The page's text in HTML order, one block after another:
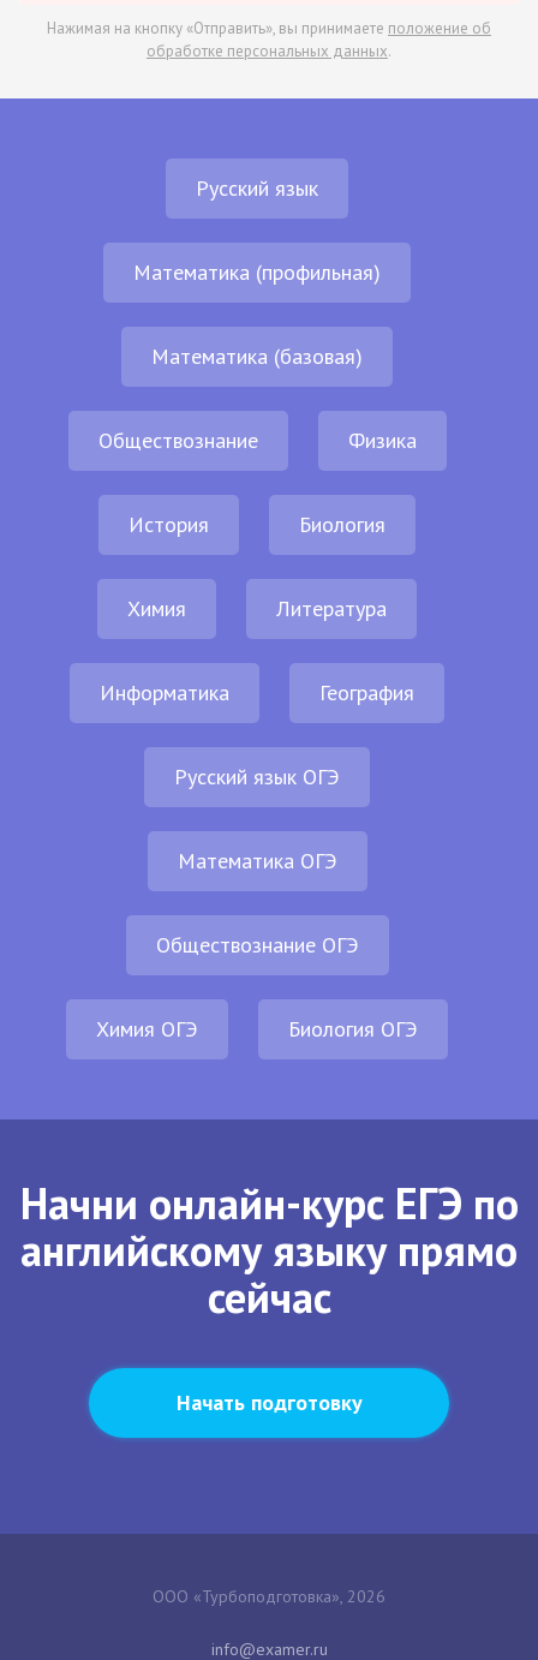
Нажимая на кнопку «Отправить», вы принимаете положение об
обработке персональных данных.
Русский язык
Математика (профильная)
Математика (базовая)
Обществознание Физика
История Биология
Химия Литература
Информатика География
Русский язык ОГЭ
Математика ОГЭ
Обществознание ОГЭ
Химия ОГЭ Биология ОГЭ
Начни онлайн-курс ЕГЭ по
английскому языку прямо
сейчас
Начать подготовку
ООО «Турбоподготовка», 2026